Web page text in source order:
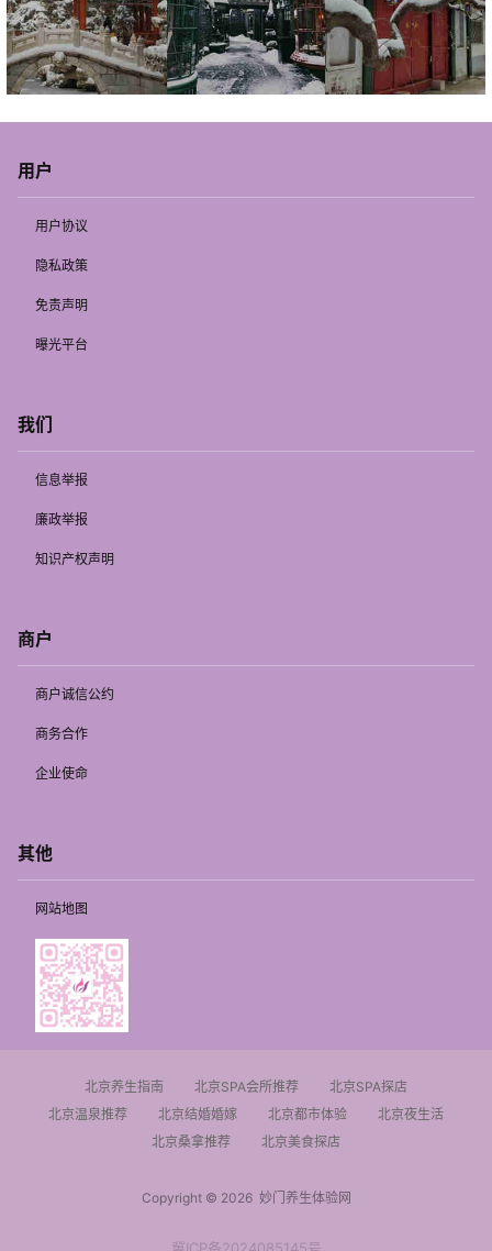
用户
用户协议
隐私政策
免责声明
曝光平台
我们
信息举报
廉政举报
知识产权声明
商户
商户诚信公约
商务合作
企业使命
其他
网站地图
北京养生指南 北京SPA会所推荐
北京SPA探店
北京温泉推荐
北京结婚婚嫁 北京都市体验
北京夜生活
北京桑拿推荐
北京美食探店
Copyright © 2026妙门养生体验网